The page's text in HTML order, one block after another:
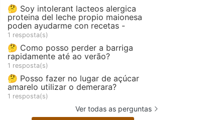
🤔 Soy intolerant lacteos alergica
proteina del leche propio maionesa
poden ayudarme con recetas -
1 resposta(s)
🤔 Como posso perder a barriga
rapidamente até ao verão?
1 resposta(s)
🤔 Posso fazer no lugar de açúcar
amarelo utilizar o demerara?
1 resposta(s)
Ver todas as perguntas